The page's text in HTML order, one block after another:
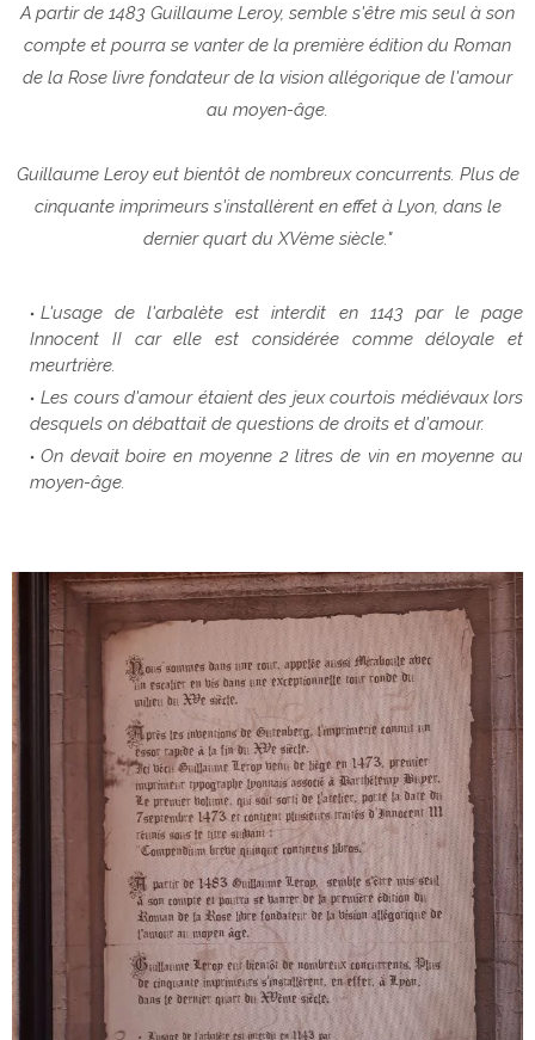
A partir de 1483 Guillaume Leroy, semble s'être mis seul à son
compte et pourra se vanter de la première édition du Roman
de la Rose livre fondateur de la vision allégorique de l'amour
au moyen-âge.
Guillaume Leroy eut bientôt de nombreux concurrents. Plus de
cinquante imprimeurs s'installèrent en effet à Lyon, dans le
dernier quart du XVème siècle."
L'usage de l'arbalète est interdit en 1143 par le page
Innocent II car elle est considérée comme déloyale et
meurtrière.
Les cours d'amour étaient des jeux courtois médiévaux lors
desquels on débattait de questions de droits et d'amour.
On devait boire en moyenne 2 litres de vin en moyenne au
moyen-âge.